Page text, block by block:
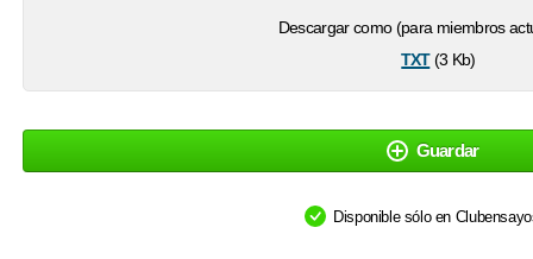
Descargar como (para miembros
txt(3 Kb)
Guardar
Disponible sólo en